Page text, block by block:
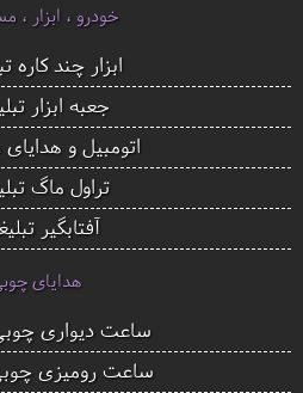
خودرو ، ابزار ،
ابزار چند کاره
جعبه ابزار
اتومبیل و
تراول ماگ
آفتابگیر
هدایای
ساعت دیواری
ساعت رومیزی